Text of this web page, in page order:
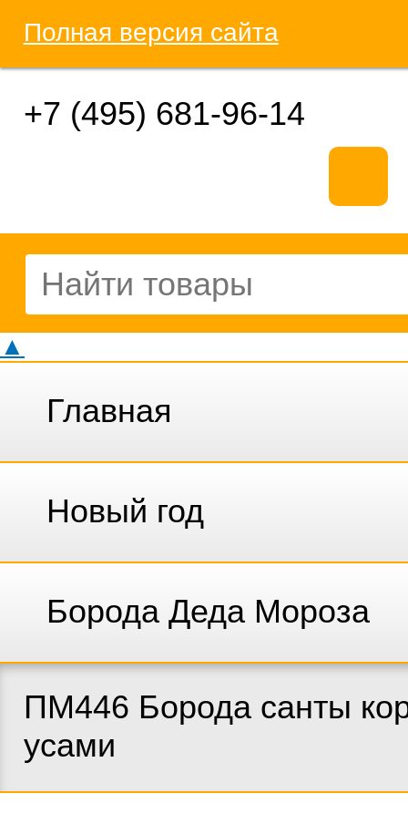
Полная версия сайта
+7 (495) 681-96-14
▲
Главная
Новый год
Борода Деда Мороза
ПМ446 Борода санты
усами